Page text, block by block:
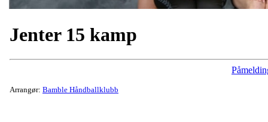
Jenter 15 kamp
Arrangør: Bamble Håndballklubb